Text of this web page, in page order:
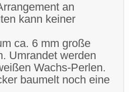
an
kann keiner
ca. 6 mm große
Umrandet werden
Wachs-Perlen.
baumelt noch eine